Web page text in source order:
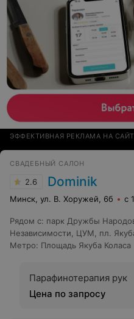
ЭФФЕКТИВНАЯ РЕКЛАМА НА
СВАДЕБНЫЙ САЛОН
2.6 Dominik
Минск, ул. В. Хоружей, 6б с
Рядом с: парк Дружбы
Независимости
ЦУМ пл.
Метро: Площадь Якуба Коласа
Парафинотерапия рук
Цена по запросу